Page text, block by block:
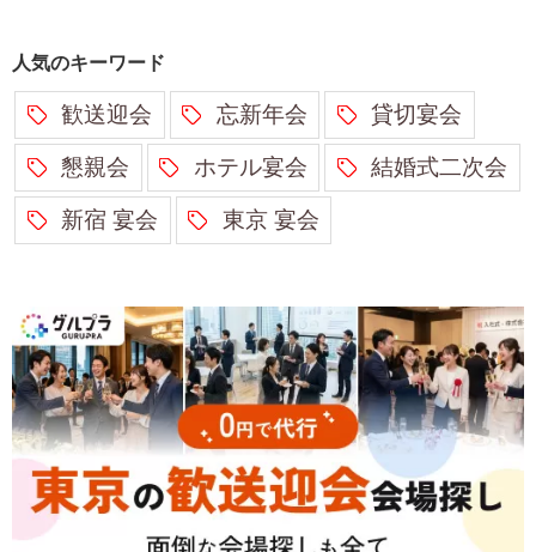
人気のキーワード
歓送迎会 忘新年会 貸切宴会
懇親会 ホテル宴会 結婚式二次会
新宿 宴会 東京 宴会